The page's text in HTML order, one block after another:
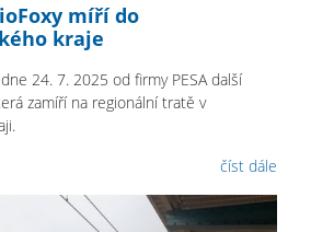
míří do
kraje
24. 7. 2025 od firmy PESA další
zamíří na regionální tratě v
číst dále